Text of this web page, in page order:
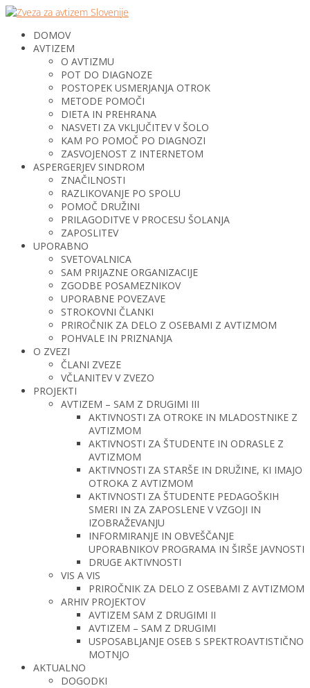
DOMOV
AVTIZEM
O AVTIZMU
POT DO DIAGNOZE
POSTOPEK USMERJANJA OTROK
METODE POMOČI
DIETA IN PREHRANA
NASVETI ZA VKLJUČITEV V ŠOLO
KAM PO POMOČ PO DIAGNOZI
ZASVOJENOST Z INTERNETOM
ASPERGERJEV SINDROM
ZNAČILNOSTI
RAZLIKOVANJE PO SPOLU
POMOČ DRUŽINI
PRILAGODITVE V PROCESU ŠOLANJA
ZAPOSLITEV
UPORABNO
SVETOVALNICA
SAM PRIJAZNE ORGANIZACIJE
ZGODBE POSAMEZNIKOV
UPORABNE POVEZAVE
STROKOVNI ČLANKI
PRIROČNIK ZA DELO Z OSEBAMI Z AVTIZMOM
POHVALE IN PRIZNANJA
O ZVEZI
ČLANI ZVEZE
VČLANITEV V ZVEZO
PROJEKTI
AVTIZEM – SAM Z DRUGIMI III
AKTIVNOSTI ZA OTROKE IN MLADOSTNIKE Z
AVTIZMOM
AKTIVNOSTI ZA ŠTUDENTE IN ODRASLE Z
AVTIZMOM
AKTIVNOSTI ZA STARŠE IN DRUŽINE, KI IMAJO
OTROKA Z AVTIZMOM
AKTIVNOSTI ZA ŠTUDENTE PEDAGOŠKIH
SMERI IN ZA ZAPOSLENE V VZGOJI IN
IZOBRAŽEVANJU
INFORMIRANJE IN OBVEŠČANJE
UPORABNIKOV PROGRAMA IN ŠIRŠE JAVNOSTI
DRUGE AKTIVNOSTI
VIS A VIS
PRIROČNIK ZA DELO Z OSEBAMI Z AVTIZMOM
ARHIV PROJEKTOV
AVTIZEM SAM Z DRUGIMI II
AVTIZEM – SAM Z DRUGIMI
USPOSABLJANJE OSEB S SPEKTROAVTISTIČNO
MOTNJO
AKTUALNO
DOGODKI